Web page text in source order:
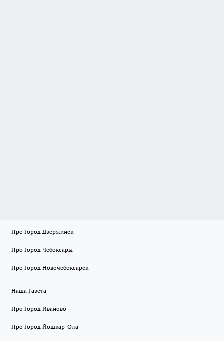
Про Город Дзержинск
Про Город Чебоксары
Про Город Новочебоксарск
Наша Газета
Про Город Иваново
Про Город Йошкар-Ола